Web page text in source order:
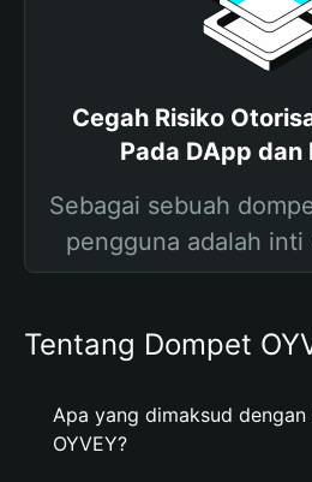
Cegah Risiko
Pada DApp dan
Sebagai sebuah
pengguna adalah inti
Tentang Dompet
Apa yang dimaksud
OYVEY?